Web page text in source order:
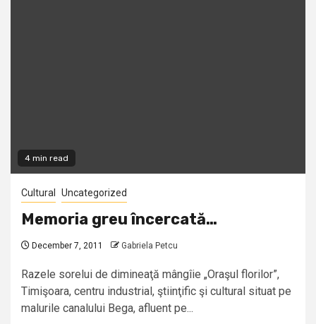
4 min read
Cultural Uncategorized
Memoria greu încercată…
December 7, 2011 Gabriela Petcu
Razele sorelui de dimineaţă mângîie „Oraşul florilor”,
Timişoara, centru industrial, ştiinţific şi cultural situat pe
malurile canalului Bega, afluent pe...